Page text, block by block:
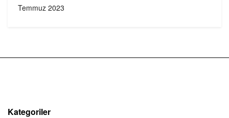
Temmuz 2023
Kategoriler